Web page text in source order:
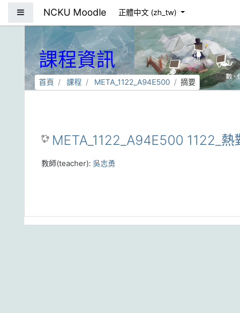
NCKU Moodle 正體中文 ‎(zh_tw)‎
課程資訊
首頁 課程 META_1122_A94E500 摘要
META_1122_A94E500 1122_
教師(teacher): 吳志勇